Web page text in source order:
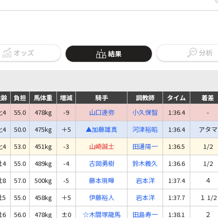
オッズ 結果 分析
負担 馬体重 増減 騎手 調教師 タイム
着差
4
55.0 478kg -9 山口達弥 小久保智 1:36.4
-
4
50.0 475kg ＋5 ▲加藤雄真 河津裕昭 1:36.4
アタマ
4
53.0 451kg -3 山崎誠士 田邊陽一 1:36.5
1/2
4
55.0 489kg -4 古岡勇樹 鈴木義久 1:36.6
1/2
8
57.0 500kg -5 藤本現暉 岩本洋 1:37.4
４
5
55.0 458kg ＋5 伊藤裕人 岩本洋 1:37.7
１ 1/2
6
56.0 478kg ±0 ☆木間塚龍馬 田島寿一 1:38.1 ２